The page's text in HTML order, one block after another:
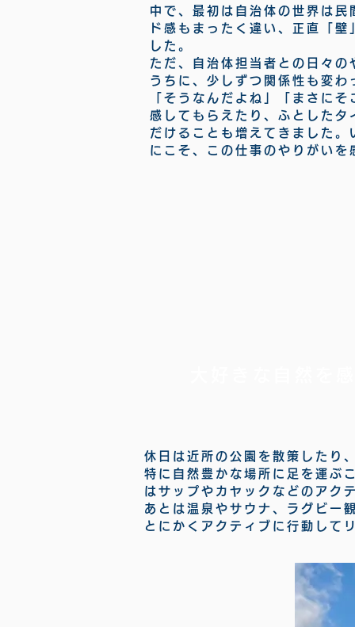
中で、最初は自治体の世界は民
ド感もまったく違い、正直「
した。
ただ、自治体担当者との日々の
うちに、少しずつ関係性も変わ
「そうなんだよね」「まさに
感してもらえたり、ふとしたタ
だけることも増えてきました。
にこそ、この仕事のやりがいを
休日は近所の公園を散策したり
特に自然豊かな場所に足を運ぶ
はサップやカヤックなどのアク
あとは温泉やサウナ、ラグビー
とにかくアクティブに行動して